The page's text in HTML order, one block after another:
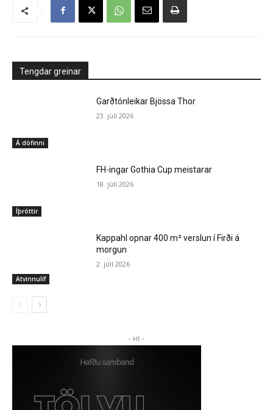
Tengdar greinar
Á döfinni
Garðtónleikar Bjössa Thor
23. júlí 2026
Íþróttir
FH-ingar Gothia Cup meistarar
18. júlí 2026
Atvinnulíf
Kappahl opnar 400 m² verslun í Firði á
morgun
2. júlí 2026
- H1 -